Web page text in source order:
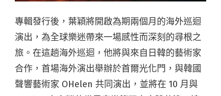
專輯發行後，葉穎將開啟為期兩個月的海外巡迴
演出，為全球樂迷帶來一場感性而深刻的尋根之
旅。在這趟海外巡迴，他將與來自日韓的藝術家
合作，首場海外演出舉辦於首爾光化門，與韓國
聲響藝術家 OHelen 共同演出，並將在 10 月與